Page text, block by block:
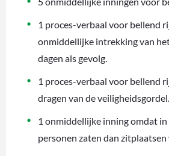
1 proces-verbaal voor bellend
onmiddellijke intrekking van
dagen als gevolg.
1 proces-verbaal voor bellend
dragen van de veiligheidsgordel.
1 onmiddellijke inning omdat in
personen zaten dan zitplaatsen